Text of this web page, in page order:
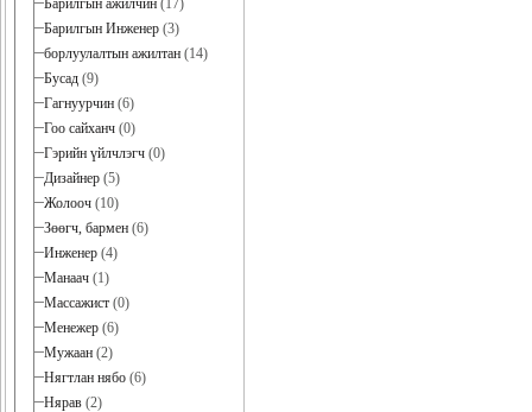
Барилгын ажилчин (17)
Барилгын Инженер (3)
борлуулалтын ажилтан (14)
Бусад (9)
Гагнуурчин (6)
Гоо сайханч (0)
Гэрийн үйлчлэгч (0)
Дизайнер (5)
Жолооч (10)
Зөөгч, бармен (6)
Инженер (4)
Манаач (1)
Массажист (0)
Менежер (6)
Мужаан (2)
Нягтлан нябо (6)
Нярав (2)